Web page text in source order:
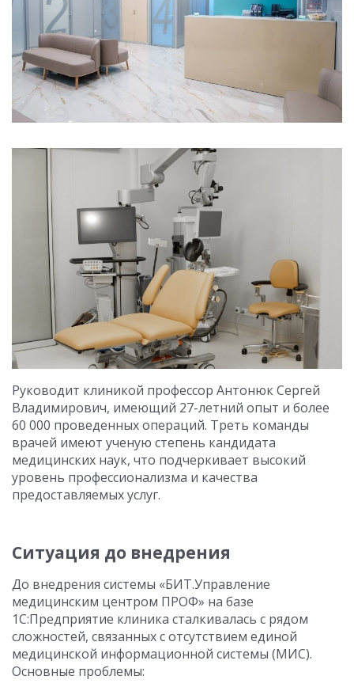
Руководит клиникой профессор Антонюк Сергей
Владимирович, имеющий 27-летний опыт и более
60 000 проведенных операций. Треть команды
врачей имеют ученую степень кандидата
медицинских наук, что подчеркивает высокий
уровень профессионализма и качества
предоставляемых услуг.
Ситуация до внедрения
До внедрения системы «БИТ.Управление
медицинским центром ПРОФ» на базе
1С:Предприятие клиника сталкивалась с рядом
сложностей, связанных с отсутствием единой
медицинской информационной системы (МИС).
Основные проблемы: